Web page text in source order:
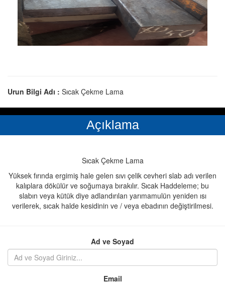
Urun Bilgi Adı : Sıcak Çekme Lama
Açıklama
Sıcak Çekme Lama
Yüksek fırında ergimiş hale gelen sıvı çelik cevheri slab adı verilen
kalıplara dökülür ve soğumaya bırakılır. Sıcak Haddeleme; bu
slabın veya kütük diye adlandırılan yarımamulün yeniden ısı
verilerek, sıcak halde kesidinin ve / veya ebadının değiştirilmesi.
Ad ve Soyad
Email